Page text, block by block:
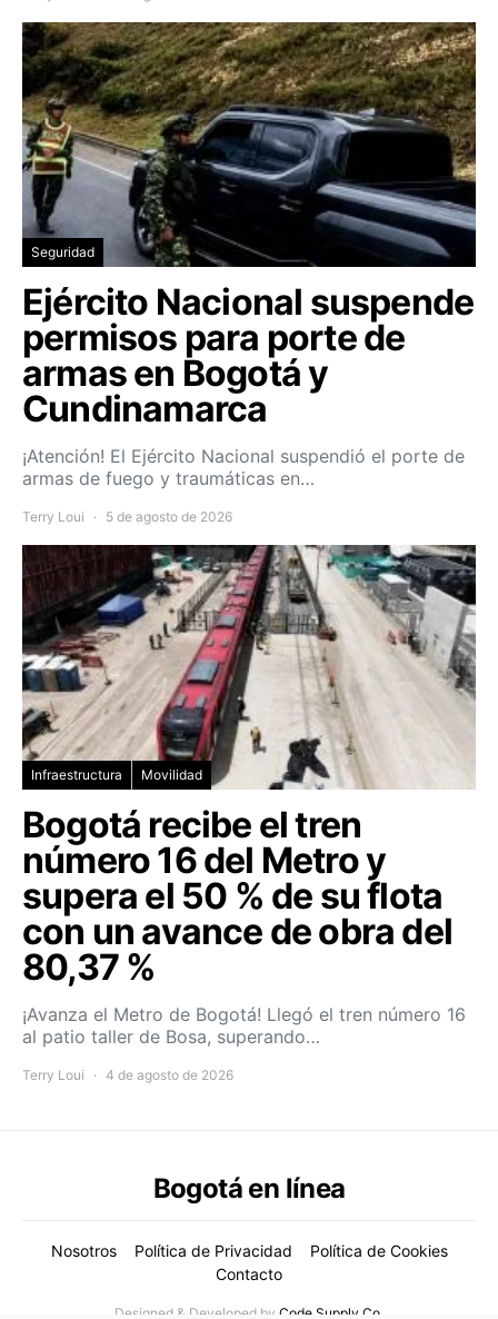
Seguridad
Ejército Nacional suspende
permisos para porte de
armas en Bogotá y
Cundinamarca
¡Atención! El Ejército Nacional suspendió el porte de
armas de fuego y traumáticas en…
Terry Loui 5 de agosto de 2026
Infraestructura Movilidad
Bogotá recibe el tren
número 16 del Metro y
supera el 50 % de su flota
con un avance de obra del
80,37 %
¡Avanza el Metro de Bogotá! Llegó el tren número 16
al patio taller de Bosa, superando…
Terry Loui 4 de agosto de 2026
Bogotá en línea
Nosotros Política de Privacidad
Política de Cookies
Contacto
Designed & Developed by Code Supply Co.